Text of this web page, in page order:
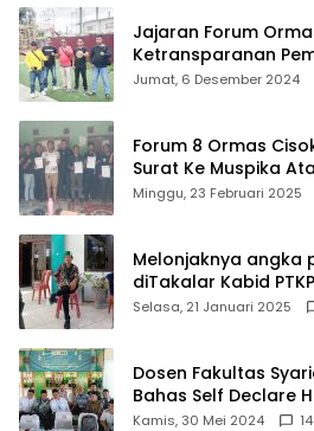
Warisan yang Tak Ternilai”.
Jajaran Forum
Ketransparanan
Damkar Di
Jumat, 6 Desember 2024
Forum 8 Ormas
Surat Ke Muspika
Matel di Cisoka
Minggu, 23 Februari 2025
Melonjaknya angka
diTakalar Kabid
angkat bicara
Selasa, 21 Januari 2025
Dosen Fakultas
Bahas Self Declare
Ijtima Ulama MUI
Kamis, 30 Mei 2024